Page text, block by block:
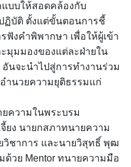
แบบให้สอดคล้องกับ
ฏิบัติ ตั้งแต่ขั้นตอนการชี้
ฟังคำพิพากษา เพื่อให้ผู้เข้า
มุมมองของแต่ละฝ่ายใน
นจะนำไปสู่การทำงานร่วม
ำนวยความยุติธรรมแก่
ความในพระบรม
ยง นายกสภาทนายความ
วิชาการ และนายวิสุทธิ์ พุฒ
ด้วย Mentor ทนายความมือ